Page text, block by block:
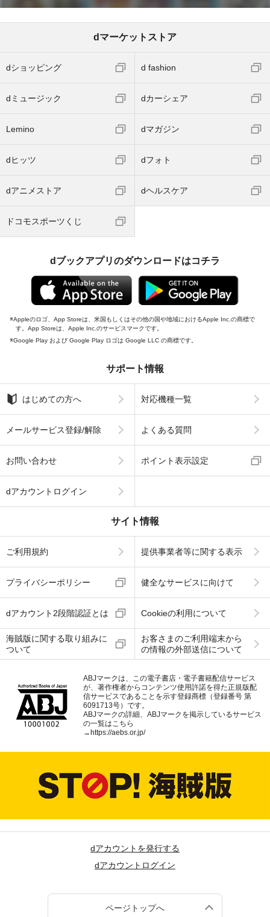
dマーケットストア
dショッピング d fashion
dミュージック dカーシェア
Lemino dマガジン
dヒッツ dフォト
dアニメストア dヘルスケア
ドコモスポーツくじ
dブックアプリのダウンロードはコチラ
Appleのロゴ、App Storeは、米国もしくはその他の国や地域におけるApple Inc.の商標で
す。App Storeは、Apple Inc.のサービスマークです。
Google Play および Google Play ロゴは Google LLC の商標です。
サポート情報
はじめての方へ 対応機種一覧
メールサービス登録/解除 よくある質問
お問い合わせ ポイント表示設定
dアカウントログイン
サイト情報
ご利用規約 提供事業者等に関する表示
プライバシーポリシー 健全なサービスに向けて
dアカウント2段階認証とは Cookieの利用について
海賊版に関する取り組みに
ついて
お客さまのご利用端末から
の情報の外部送信について
ABJマークは、この電子書店・電子書籍配信サービス
が、著作権者からコンテンツ使用許諾を得た正規版配
信サービスであることを示す登録商標（登録番号 第
6091713号）です。
ABJマークの詳細、ABJマークを掲示しているサービス
の一覧はこちら
→https://aebs.or.jp/
dアカウントを発行する
dアカウントログイン
ページトップへ